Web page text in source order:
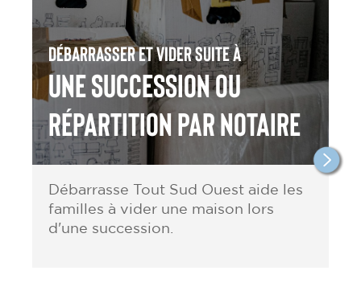
Débarrasser et vider suite à
une Succession ou
répartition par notaire
Débarrasse Tout Sud Ouest aide les
familles à vider une maison lors
d'une succession.